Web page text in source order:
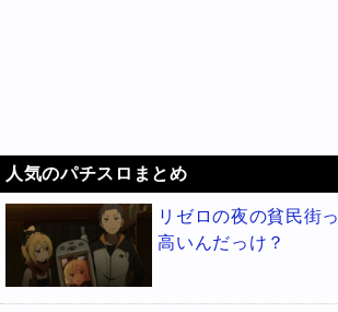
人気のパチスロまとめ
リゼロの夜の貧民街
高いんだっけ？